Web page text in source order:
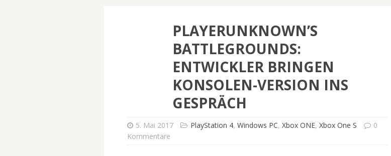
PLAYERUNKNOWN’S
BATTLEGROUNDS:
ENTWICKLER BRINGEN
KONSOLEN-VERSION INS
GESPRÄCH
5. Mai 2017 PlayStation 4, Windows PC, Xbox ONE, Xbox One S
0
Kommentare